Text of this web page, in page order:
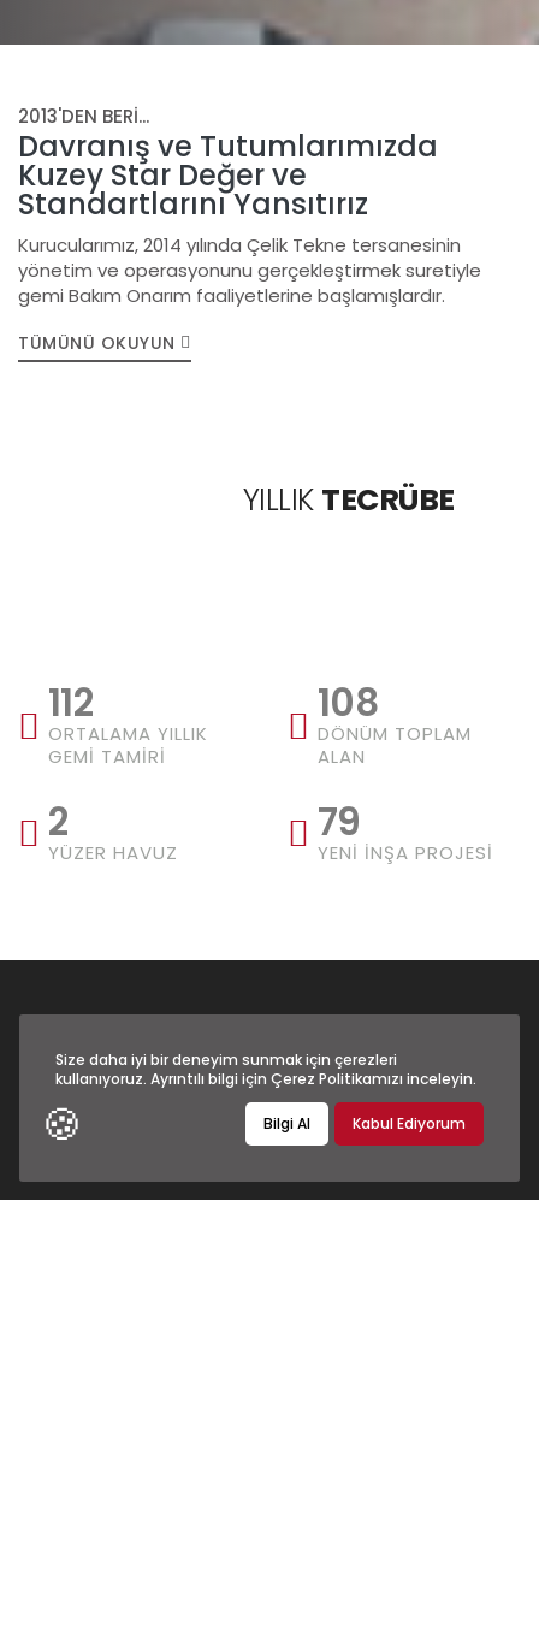
2013'DEN BERI...
Davranış ve Tutumlarımızda
Kuzey Star Değer ve
Standartlarını Yansıtırız
Kurucularımız, 2014 yılında Çelik Tekne tersanesinin
yönetim ve operasyonunu gerçekleştirmek suretiyle
gemi Bakım Onarım faaliyetlerine başlamışlardır.
TÜMÜNÜ OKUYUN
YILLIKTECRÜBE
112
ORTALAMA YILLIK
GEMİ TAMİRİ
108
DÖNÜM TOPLAM
ALAN
2
YÜZER HAVUZ
79
YENİ İNŞA PROJESİ
🍪
Size daha iyi bir deneyim sunmak için çerezleri
kullanıyoruz. Ayrıntılı bilgi için Çerez Politikamızı inceleyin.
Bilgi Al Kabul Ediyorum